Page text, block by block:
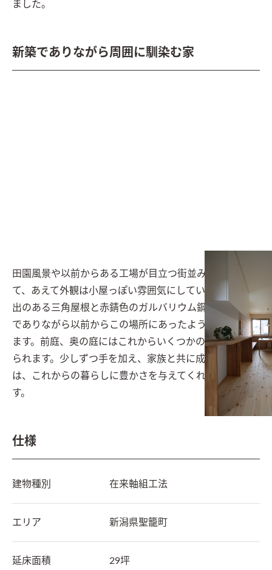
ました。
新築でありながら周囲に馴染む家
田園風景や以前からある工場が目立つ街並みを考慮し
て、あえて外観は小屋っぽい雰囲気にしています。軒の
出のある三角屋根と赤錆色のガルバリウム鋼板が、新築
でありながら以前からこの場所にあったようにさえ感じ
ます。前庭、奥の庭にはこれからいくつかの木々が植え
られます。少しずつ手を加え、家族と共に成長する庭
は、これからの暮らしに豊かさを与えてくれるはずで
す。
仕様
建物種別 在来軸組工法
エリア 新潟県聖籠町
延床面積 29坪